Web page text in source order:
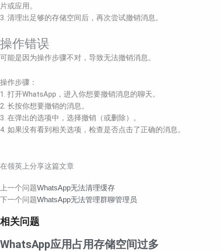
片或应用。
3. 清理出足够的存储空间后，再次尝试撤销消息。
操作错误
可能是因为操作步骤不对，导致无法撤销消息。
操作步骤：
1. 打开WhatsApp，进入你想要撤销消息的聊天。
2. 长按你想要撤销的消息。
3. 在弹出的选项中，选择撤销（或删除）。
4. 如果没有看到相关选项，检查是否点击了正确的消息。
在领英上分享这篇文章
Prev
上一个问题WhatsApp无法清理缓存
下一个问题WhatsApp无法管理群聊管理员
相关问题
WhatsApp应用占用存储空间过多